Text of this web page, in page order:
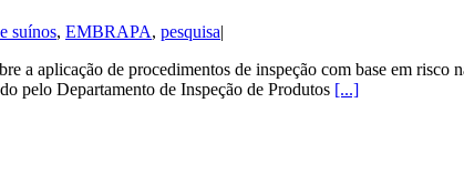
suínos, EMBRAPA, pesquisa|
a aplicação de procedimentos de inspeção com base em risco
pelo Departamento de Inspeção de Produtos [...]